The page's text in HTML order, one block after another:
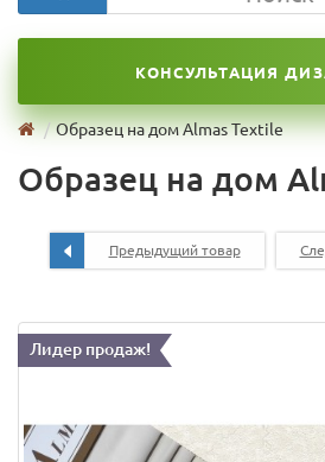
КОНСУЛЬТАЦИЯ
Образец на дом Almas Textile
Образец на дом
Предыдущий товар
Лидер продаж!